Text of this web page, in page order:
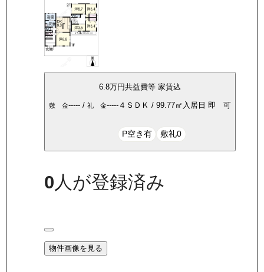
6.8万円共益費等家賃込
敷 金----- /礼 金----- ４ＳＤＫ /99.77㎡ 入居日 即 可
P空き有 敷礼0
0 人が登録済み
物件画像を見る